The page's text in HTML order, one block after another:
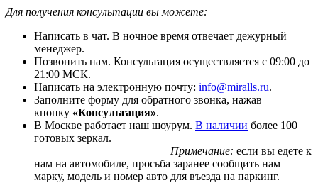
Для получения консультации вы можете:
Написать в чат. В ночное время отвечает дежурный
менеджер.
Позвонить нам. Консультация осуществляется с 09:00 до
21:00 МСК.
Написать на электронную почту: info@miralls.ru.
Заполните форму для обратного звонка, нажав
кнопку «Консультация».
В Москве работает наш шоурум. В наличии более 100
готовых зеркал.
Примечание: если вы едете к
нам на автомобиле, просьба заранее сообщить нам
марку, модель и номер авто для въезда на паркинг.